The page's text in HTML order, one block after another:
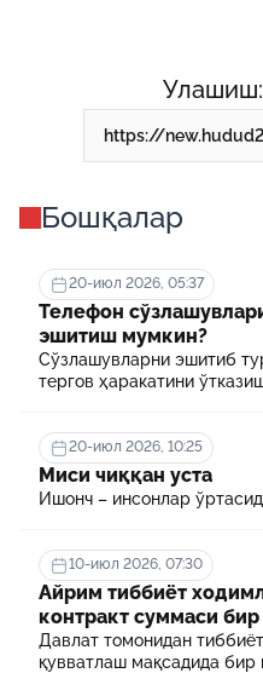
Улашиш:
Бошқалар
20-июл 2026, 05:37
Телефон
эшитиш мумкин?
Сўзлашувларни эшитиб
тергов ҳаракатини
20-июл 2026, 10:25
Миси чиққан уста
Ишонч – инсонлар
10-июл 2026, 07:30
Айрим тиббиёт
контракт суммаси
берилади
Давлат томонидан
қувватлаш мақсадида бир